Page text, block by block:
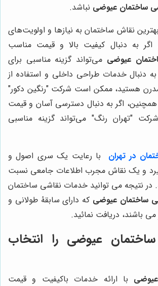
ساختمان عیوضی نباشد.
نقاش ساختمان به نیازها و اولویت‌های
به دنبال کیفیت بالا و قیمت مناسب
عیوضی می‌تواند گزینه مناسبی برای
دنبال خدمات طراحی داخلی و استفاده از
هستید، ممکن است شرکت "رنگین دکور"
همچنین، اگر به دنبال دسترسی آسان و قیمت
"تهران رنگ" می‌تواند گزینه مناسبی
در تهران
با رعایت یک سری اصول و
و یک نقاش مجرب اطلاعات جامعی نسبت
در نتیجه می توانید خدمات نقاشی ساختمان
ساختمان عیوضی که دارای سابقۀ طولانی و
باشند، دریافت نمائید.
عیوضی را انتخاب
با ارائه خدمات باکیفیت و قیمت